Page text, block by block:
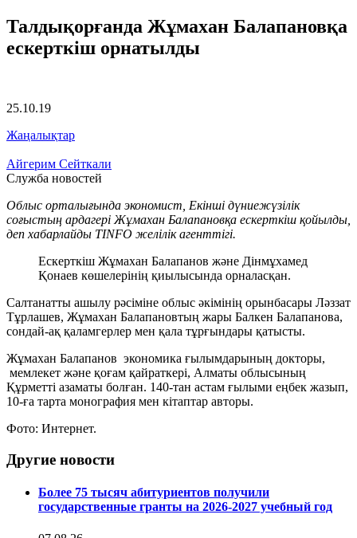
Талдықорғанда Жұмахан Балапановқа
ескерткіш орнатылды
25.10.19
Жаңалықтар
Айгерим Сейткали
Служба новостей
Облыс орталығында экономист, Екінші дүниежүзілік
соғыстың ардагері Жұмахан Балапановқа ескерткіш қойылды,
деп хабарлайды TINFO желілік агенттігі.
Ескерткіш Жұмахан Балапанов және Дінмұхамед
Қонаев көшелерінің қиылысында орналасқан.
Салтанатты ашылу рәсіміне облыс әкімінің орынбасары Ләззат
Тұрлашев, Жұмахан Балапановтың жары Балкен Балапанова,
сондай-ақ қаламгерлер мен қала тұрғындары қатысты.
Жұмахан Балапанов экономика ғылымдарының докторы,
мемлекет және қоғам қайраткері, Алматы облысының
Құрметті азаматы болған. 140-тан астам ғылыми еңбек жазып,
10-ға тарта монография мен кітаптар авторы.
Фото: Интернет.
Другие новости
Более 75 тысяч абитуриентов получили
государственные гранты на 2026-2027 учебный год